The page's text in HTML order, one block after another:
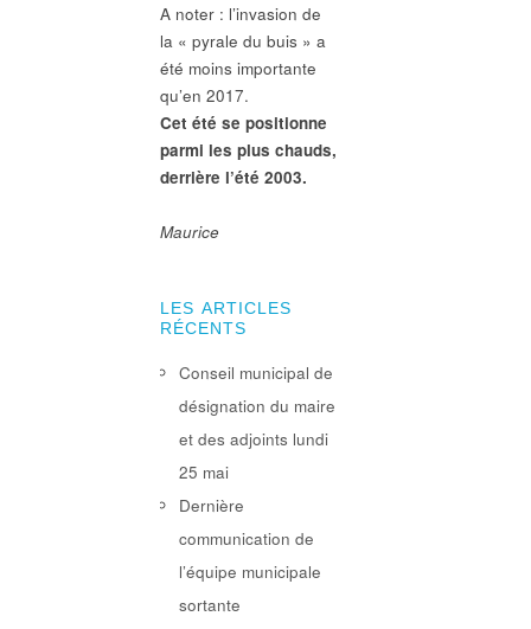
A noter : l’invasion de
la « pyrale du buis » a
été moins importante
qu’en 2017.
Cet été se positionne
parmi les plus chauds,
derrière l’été 2003.
Maurice
LES ARTICLES
RÉCENTS
Conseil municipal de
désignation du maire
et des adjoints lundi
25 mai
Dernière
communication de
l’équipe municipale
sortante